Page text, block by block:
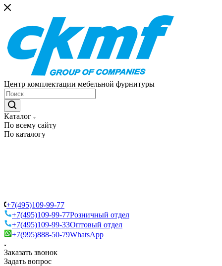
Центр комплектации мебельной фурнитуры
Каталог
По всему сайту
По каталогу
+7(495)109-99-77
+7(495)109-99-77Розничный отдел
+7(495)109-99-33Оптовый отдел
+7(995)888-50-79WhatsApp
Заказать звонок
Задать вопрос